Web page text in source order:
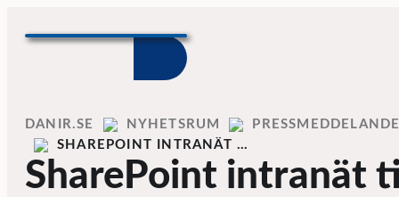
Home
DANIR NYHETSRUM
SHAREPOINT INTRANÄT …
SharePoint intranät